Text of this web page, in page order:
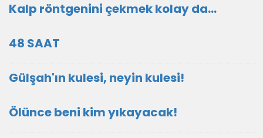
Kalp röntgenini çekmek kolay da...
48 SAAT
Gülşah'ın kulesi, neyin kulesi!
Ölünce beni kim yıkayacak!